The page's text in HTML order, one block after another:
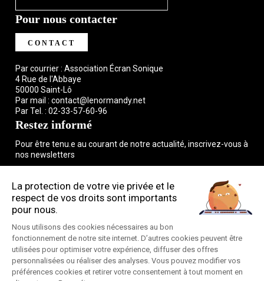
Pour nous contacter
CONTACT
Par courrier : Association Écran Sonique
4 Rue de l'Abbaye
50000 Saint-Lô
Par mail : contact@lenormandy.net
Par Tel. : 02-33-57-60-96
Restez informé
Pour être tenu.e au courant de notre actualité, inscrivez-vous à
nos newsletters
S'INSCRIRE
Pratique
Espace pro
Espace presse
Plan du site